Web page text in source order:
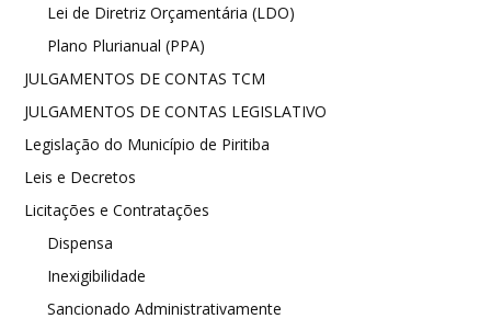
Lei de Diretriz Orçamentária (LDO)
Plano Plurianual (PPA)
JULGAMENTOS DE CONTAS TCM
JULGAMENTOS DE CONTAS LEGISLATIVO
Legislação do Município de Piritiba
Leis e Decretos
Licitações e Contratações
Dispensa
Inexigibilidade
Sancionado Administrativamente